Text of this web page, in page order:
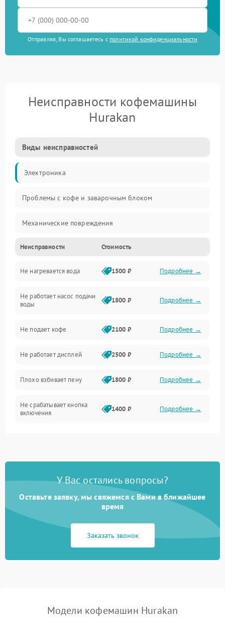
Отправляя, Вы соглашаетесь с политикой конфиденциальности
Неисправности кофемашины
Hurakan
Виды неисправностей
Электроника
Проблемы с кофе и заварочным блоком
Механические повреждения
Прочие неисправности
Включение и работа
Проблемы с водой
Проблемы с капучинатором и паром
Управление и электроника
Программное обеспечение
Неисправности Стоимость
Не нагревается вода 1500 ₽ Подробнее →
Не работает насос подачи
воды
1800 ₽ Подробнее →
Не подает кофе 2100 ₽ Подробнее →
Не работает дисплей 2500 ₽ Подробнее →
Плохо взбивает пену 1800 ₽ Подробнее →
Не срабатывает кнопка
включения
1400 ₽ Подробнее →
Постоянные сбои в работе 1500 ₽ Подробнее →
У Вас остались вопросы?
Оставьте заявку, мы свяжемся с Вами в ближайшее
время
Заказать звонок
Модели кофемашин Hurakan